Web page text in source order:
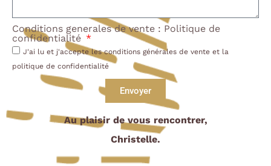
Conditions generales de vente : Politique de
confidentialité
J'ai lu et j'accepte les conditions générales de vente et la
politique de confidentialité
Envoyer
Au plaisir de vous rencontrer,
Christelle.